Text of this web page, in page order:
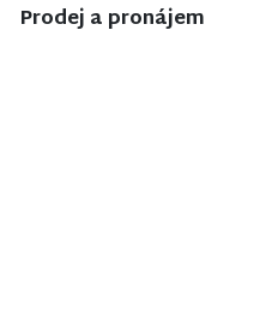
Prodej a pronájem